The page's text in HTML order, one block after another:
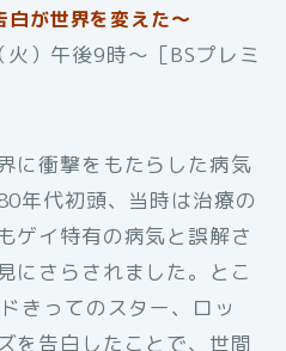
白が世界を変えた～
）午後9時〜［BSプレミ
に衝撃をもたらした病気
年代初頭、当時は治療の
ゲイ特有の病気と誤解さ
にさらされました。とこ
きってのスター、ロッ
を告白したことで、世間